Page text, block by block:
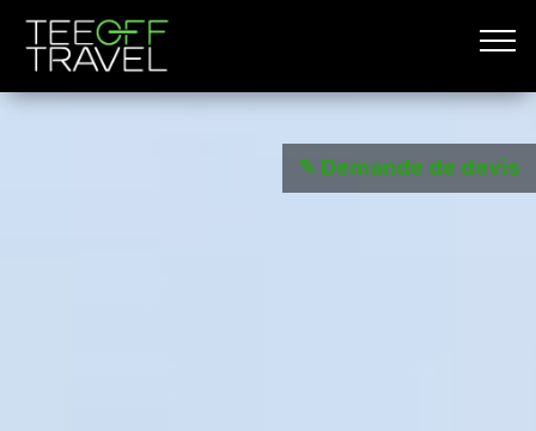
✎ Demande de devis